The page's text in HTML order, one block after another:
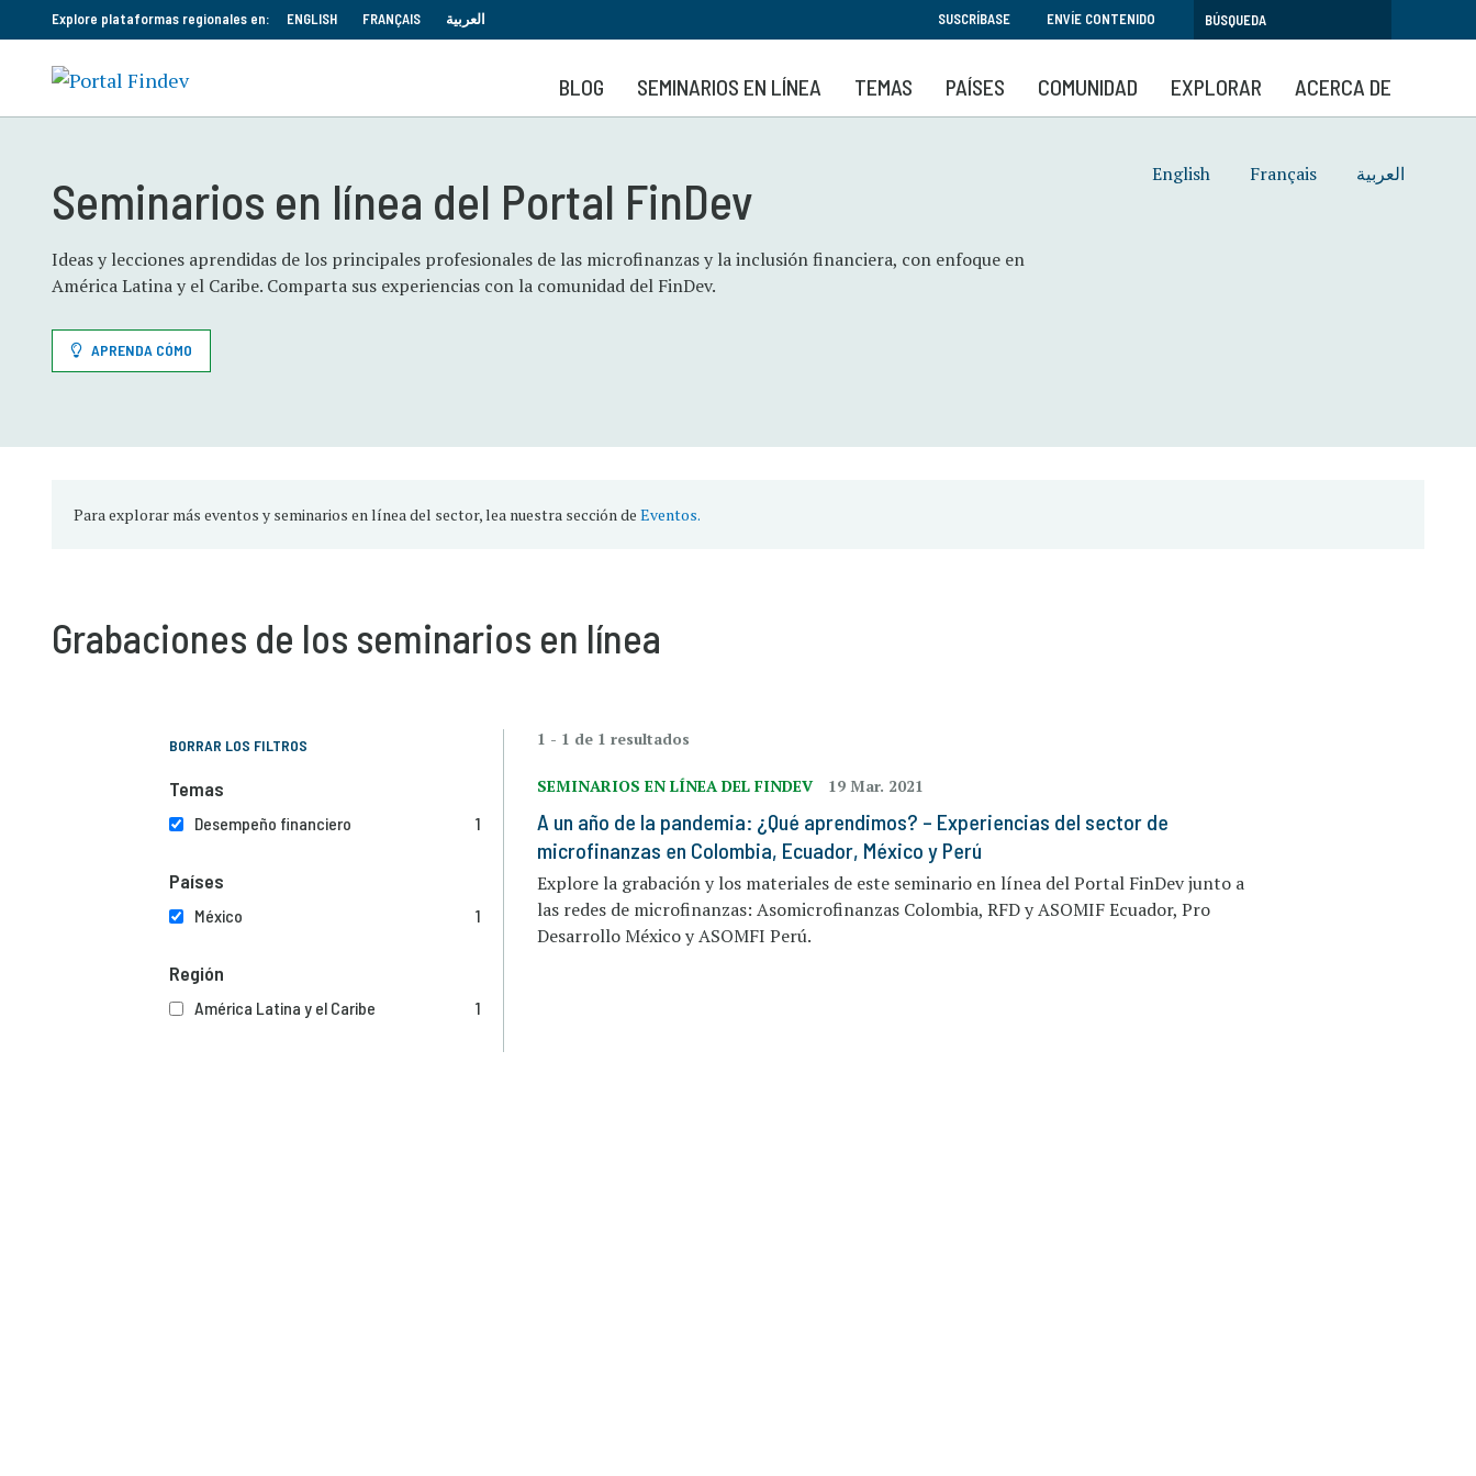
al
contenido
principal
Explore plataformas regionales en: ENGLISH FRANÇAIS العربية SUSCRÍBASE ENVÍE CONTENIDO
BLOG SEMINARIOS EN LÍNEA TEMAS PAÍSES COMUNIDAD EXPLORAR ACERCA DE
English Français العربية Seminarios en línea del Portal FinDev
Ideas y lecciones aprendidas de los principales profesionales de las microfinanzas y la inclusión financiera, con enfoque en
América Latina y el Caribe. Comparta sus experiencias con la comunidad del FinDev.
APRENDA CÓMO
Para explorar más eventos y seminarios en línea del sector, lea nuestra sección de Eventos.
Grabaciones de los seminarios en línea
1 - 1 de 1 resultados
SEMINARIOS EN LÍNEA DEL FINDEV 19 Mar. 2021
A un año de la pandemia: ¿Qué aprendimos? – Experiencias del sector de
microfinanzas en Colombia, Ecuador, México y Perú
Explore la grabación y los materiales de este seminario en línea del Portal FinDev junto a
las redes de microfinanzas: Asomicrofinanzas Colombia, RFD y ASOMIF Ecuador, Pro
Desarrollo México y ASOMFI Perú.
BORRAR LOS FILTROS
Temas
Desempeño financiero 1
Países
México 1
Región
América Latina y el Caribe 1